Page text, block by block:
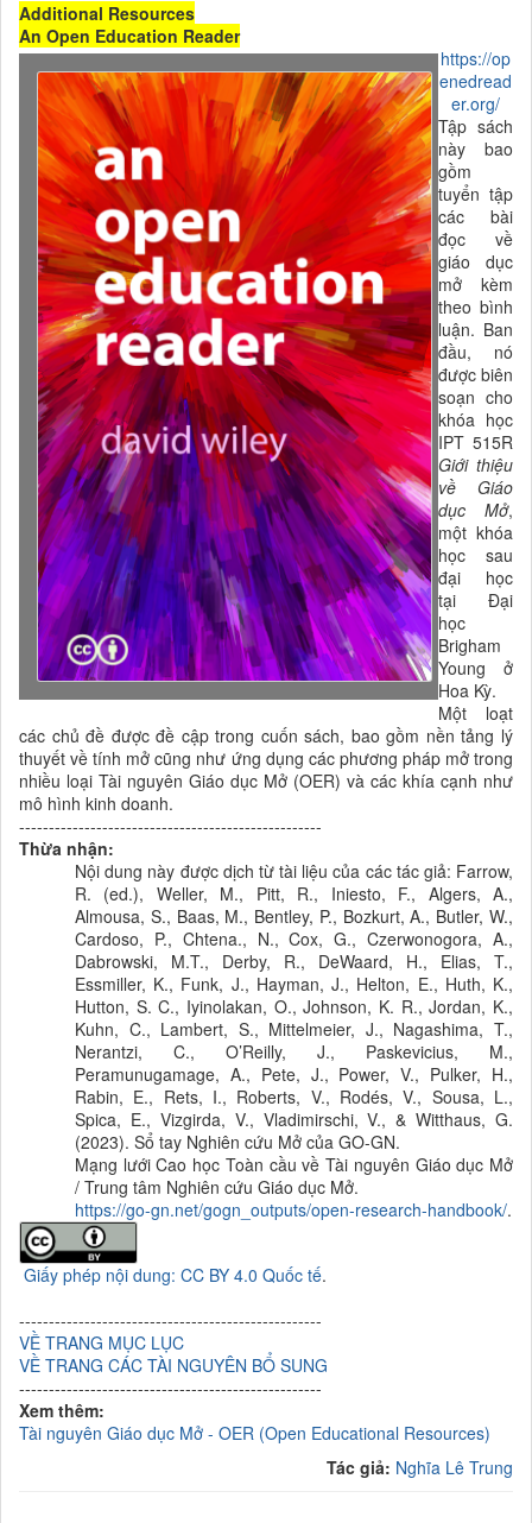
Additional Resources
An Open Education Reader
https://op
enedread
er.org/
Tập sách
này bao
gồm
tuyển tập
các bài
đọc về
giáo dục
mở kèm
theo bình
luận. Ban
đầu, nó
được biên
soạn cho
khóa học
IPT 515R
Giới thiệu
về Giáo
dục Mở,
một khóa
học sau
đại học
tại Đại
học
Brigham
Young ở
Hoa Kỳ.
Một loạt
các chủ đề được đề cập trong cuốn sách, bao gồm nền tảng lý
thuyết về tính mở cũng như ứng dụng các phương pháp mở trong
nhiều loại Tài nguyên Giáo dục Mở (OER) và các khía cạnh như
mô hình kinh doanh.
---------------------------------------------------
Thừa nhận:
Nội dung này được dịch từ tài liệu của các tác giả: Farrow,
R. (ed.), Weller, M., Pitt, R., Iniesto, F., Algers, A.,
Almousa, S., Baas, M., Bentley, P., Bozkurt, A., Butler, W.,
Cardoso, P., Chtena., N., Cox, G., Czerwonogora, A.,
Dabrowski, M.T., Derby, R., DeWaard, H., Elias, T.,
Essmiller, K., Funk, J., Hayman, J., Helton, E., Huth, K.,
Hutton, S. C., Iyinolakan, O., Johnson, K. R., Jordan, K.,
Kuhn, C., Lambert, S., Mittelmeier, J., Nagashima, T.,
Nerantzi, C., O’Reilly, J., Paskevicius, M.,
Peramunugamage, A., Pete, J., Power, V., Pulker, H.,
Rabin, E., Rets, I., Roberts, V., Rodés, V., Sousa, L.,
Spica, E., Vizgirda, V., Vladimirschi, V., & Witthaus, G.
(2023). Sổ tay Nghiên cứu Mở của GO-GN.
Mạng lưới Cao học Toàn cầu về Tài nguyên Giáo dục Mở
/ Trung tâm Nghiên cứu Giáo dục Mở.
https://go-gn.net/gogn_outputs/open-research-handbook/.
Giấy phép nội dung: CC BY 4.0 Quốc tế.
---------------------------------------------------
VỀ TRANG MỤC LỤC
VỀ TRANG CÁC TÀI NGUYÊN BỔ SUNG
---------------------------------------------------
Xem thêm:
Tài nguyên Giáo dục Mở - OER (Open Educational Resources)
Tác giả: Nghĩa Lê Trung